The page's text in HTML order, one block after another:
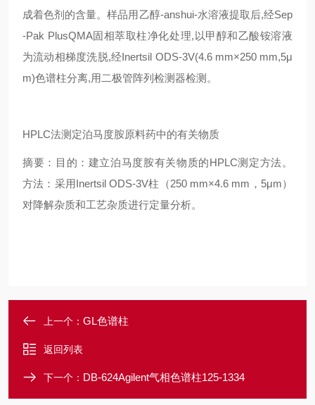
成着色剂的含量。样品用乙醇-anshui-水溶液提取后,经Sep
-Pak PlusQMA固相萃取柱净化处理,以甲醇和乙酸铵溶液
为流动相梯度洗脱,经Inertsil ODS-3V(4.6 mm×250 mm,5μ
m)色谱柱分离,用二极管阵列检测器检测。
HPLC法测定泊马度胺原料药中的有关物质
摘要：目的：建立泊马度胺有关物质的HPLC测定方法。
方法：采用Inertsil ODS-3V柱（250 mm×4.6 mm，5μm）
对降解杂质和工艺杂质进行定量分析。
上一个： GL色谱柱
返回列表
下一个： DB-624Agilent气相色谱柱125-1334